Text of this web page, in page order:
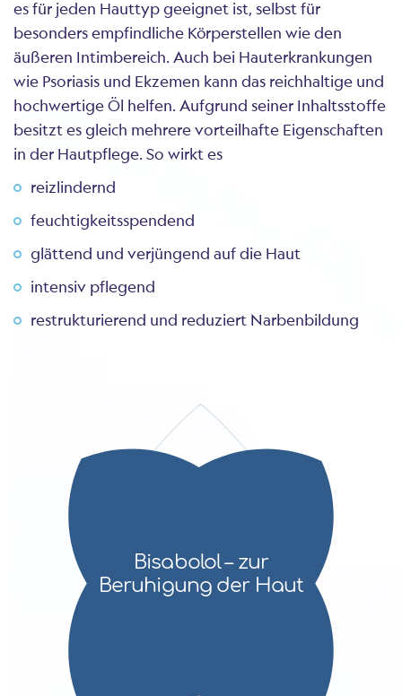
es für jeden Hauttyp geeignet ist, selbst für
besonders empfindliche Körperstellen wie den
äußeren Intimbereich. Auch bei Hauterkrankungen
wie Psoriasis und Ekzemen kann das reichhaltige und
hochwertige Öl helfen. Aufgrund seiner Inhaltsstoffe
besitzt es gleich mehrere vorteilhafte Eigenschaften
in der Hautpflege. So wirkt es
reizlindernd
feuchtigkeitsspendend
glättend und verjüngend auf die Haut
intensiv pflegend
restrukturierend und reduziert Narbenbildung
Bisabolol – zur
Beruhigung der Haut